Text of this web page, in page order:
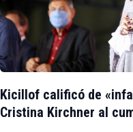
Kicillof calificó de
Cristina Kirchner al